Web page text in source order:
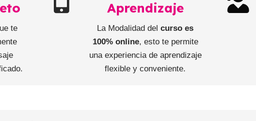
te
Aprendizaje
La Modalidad delcurso es
100% online, esto te permite
una experiencia de aprendizaje
flexible y conveniente.